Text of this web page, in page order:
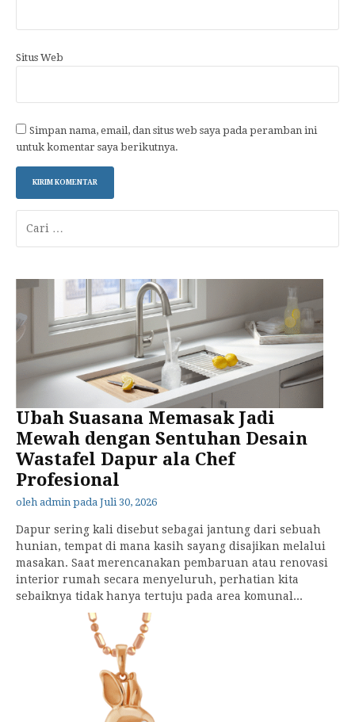
Situs Web
Simpan nama, email, dan situs web saya pada peramban ini
untuk komentar saya berikutnya.
untuk:
Ubah Suasana Memasak Jadi
Mewah dengan Sentuhan Desain
Wastafel Dapur ala Chef
Profesional
oleh admin pada Juli 30, 2026
Dapur sering kali disebut sebagai jantung dari sebuah
hunian, tempat di mana kasih sayang disajikan melalui
masakan. Saat merencanakan pembaruan atau renovasi
interior rumah secara menyeluruh, perhatian kita
sebaiknya tidak hanya tertuju pada area komunal...